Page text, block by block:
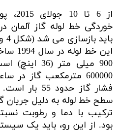
از 6
خوردگی خط لوله گاز آلمان
باید بازسازی می شد (شکل 4 و 5 را ببینید).
این
600000 مترمکعب گاز
فشار گاز
سطح خط لوله به دلیل جریان
ترکیب با دما و رطوبت
بود. از این رو، باید یک